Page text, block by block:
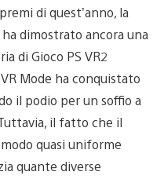
di quest’anno, la
dimostrato ancora una
di Gioco PS VR2
Mode ha conquistato
il podio per un soffio a
il fatto che il
quasi uniforme
quante diverse